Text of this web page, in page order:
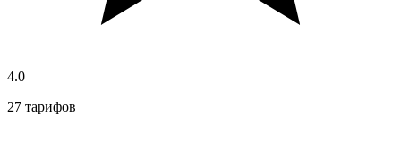
4.0
27 тарифов